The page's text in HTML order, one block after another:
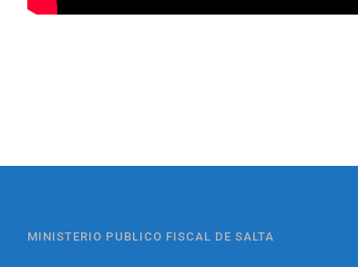
MINISTERIO PUBLICO FISCAL DE SALTA